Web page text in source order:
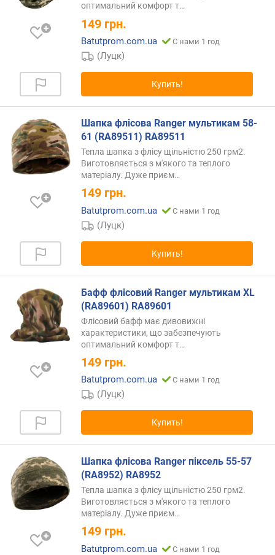
оптимальний комфортт…
149 грн.
Batutprom.com.ua С нами 1 год
(Луцк)
Купить!
Шапка флісова Ranger мультикам 58-
61 (RA89511) RA89511
Тепла шапка з флісу щільністю 250 грм2.
Виготовляється з м'якого та теплого
матеріалу. Дуже приєм…
149 грн.
Batutprom.com.ua С нами 1 год
(Луцк)
Купить!
Бафф флісовий Ranger мультикам XL
(RA89601) RA89601
Флісовий бафф має дивовижні
характеристики, що забезпечують
оптимальний комфортт…
149 грн.
Batutprom.com.ua С нами 1 год
(Луцк)
Купить!
Шапка флісова Ranger піксель 55-57
(RA8952) RA8952
Тепла шапка з флісу щільністю 250 грм2.
Виготовляється з м'якого та теплого
матеріалу. Дуже приєм…
149 грн.
Batutprom.com.ua С нами 1 год